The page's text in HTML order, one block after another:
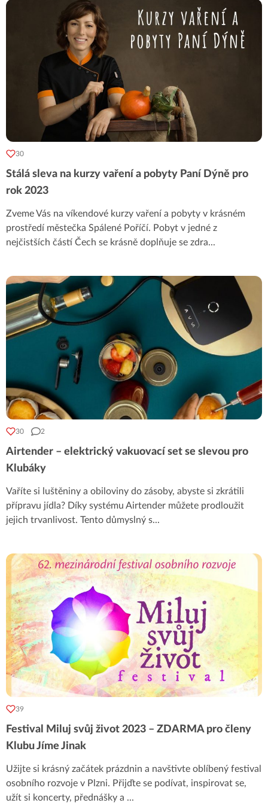
30
Stálá sleva na kurzy vaření a pobyty Paní Dýně pro
rok 2023
Zveme Vás na víkendové kurzy vaření a pobyty v krásném
prostředí městečka Spálené Poříčí. Pobyt v jedné z
nejčistších částí Čech se krásně doplňuje se zdra...
30 2
Airtender – elektrický vakuovací set se slevou pro
Klubáky
Vaříte si luštěniny a obiloviny do zásoby, abyste si zkrátili
přípravu jídla? Díky systému Airtender můžete prodloužit
jejich trvanlivost. Tento důmyslný s...
39
Festival Miluj svůj život 2023 – ZDARMA pro členy
Klubu Jíme Jinak
Užijte si krásný začátek prázdnin a navštivte oblíbený festival
osobního rozvoje v Plzni. Přijďte se podívat, inspirovat se,
užít si koncerty, přednášky a ...